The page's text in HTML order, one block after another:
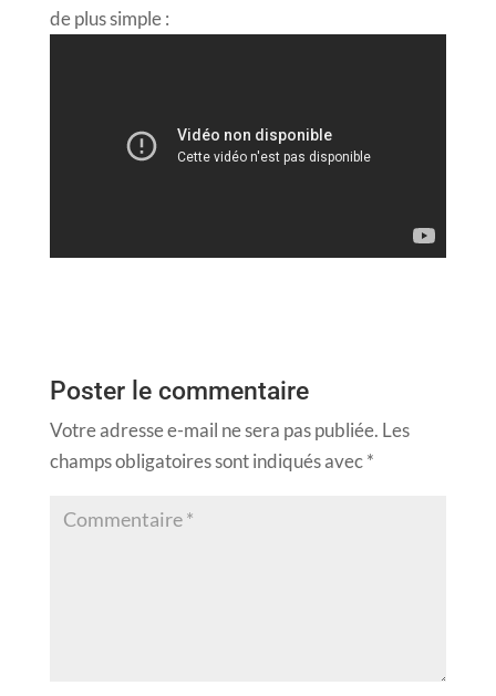
de plus simple :
Poster le commentaire
Votre adresse e-mail ne sera pas publiée. Les
champs obligatoires sont indiqués avec*